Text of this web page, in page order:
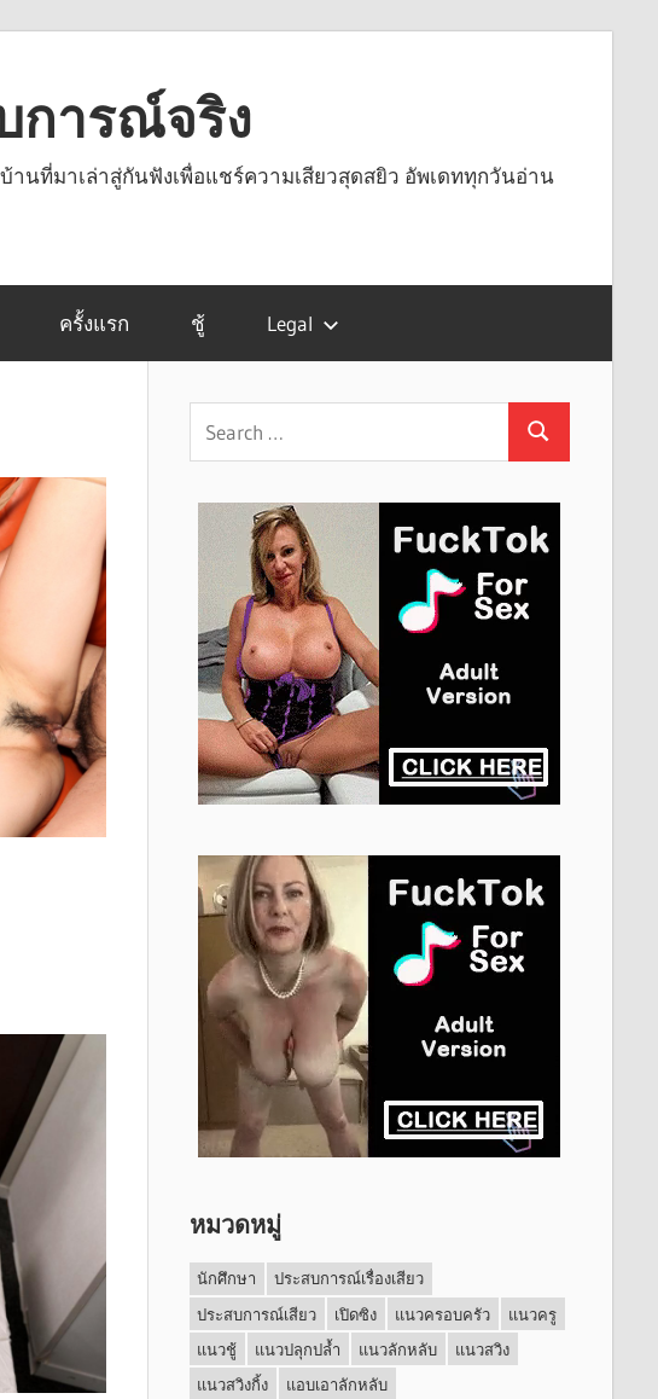
การณ์จริง
านที่มาเล่าสู่กันฟังเพื่อแชร์ความเสียวสุดสยิว อัพเดททุกวันอ่าน
ครั้งแรก ชู้ Legal
หมวดหมู่
นักศึกษา
ประสบการณ์เรื่องเสียว
ประสบการณ์เสียว
เปิดซิง แนวครอบครัว
แนวครู
แนวชู้
แนวปลุกปล้ำ แนวลักหลับ
แนวสวิง
แนวสวิงกิ้ง
แอบเอาลักหลับ